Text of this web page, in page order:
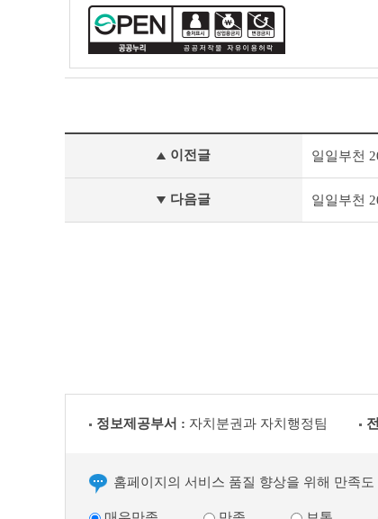
부
전
이전글 일일부천
다음글 일일부천
정보제공부서 : 자치분권과 자치행정팀
홈페이지의 서비스 품질 향상을 위해 만족